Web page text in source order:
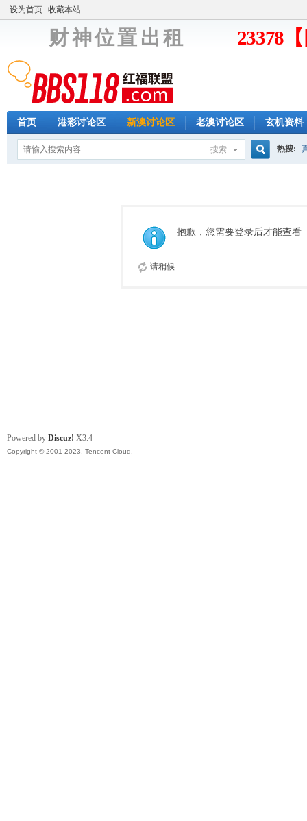
设为首页 收藏本站
财 神 位 置 出 租 23378
首页 港彩讨论区 新澳讨论区 老澳讨论区 玄机资料
搜索
索
热搜:
抱歉，您需要登录后才能查看
请稍候...
Powered by Discuz! X3.4
Copyright © 2001-2023, Tencent Cloud.